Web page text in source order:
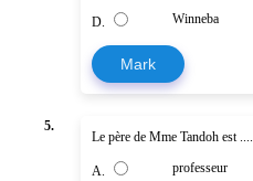
D. Winneba
Mark
5.
Le père de Mme Tandoh est ......
A. professeur